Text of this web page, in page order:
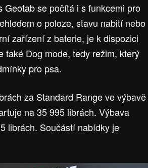
se počítá i s funkcemi pro
o poloze, stavu nabití nebo
zařízení z baterie, je k dispozici
také Dog mode, tedy režim, který
pro psa.
za Standard Range ve výbavě
na 35 995 librách. Výbava
librách. Součástí nabídky je